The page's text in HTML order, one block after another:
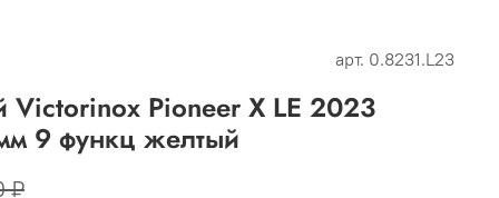
арт. 0.8231.L23
Pioneer X LE 2023
9 функц желтый
₽